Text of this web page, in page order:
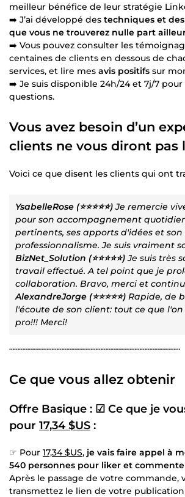
meilleur bénéfice de leur stratégie
➡️ J’ai développé des techniques et
que vous ne trouverez nulle part
➡️ Vous pouvez consulter les
centaines de clients en dessous de
services, et lire mes avis positifs sur
➡️ Je suis disponible 24h/24 et 7j/7
questions.
Vous avez besoin d’un
clients ne vous diront pas
Voici ce que disent les clients qui ont
YsabelleRose (⭐⭐⭐⭐⭐)Je remercie
pour son accompagnement
pertinents, ses apports d'idées et son
professionnalisme. Je suis vraiment
BizNet_Solution (⭐⭐⭐⭐⭐)Je suis très
travail effectué. A tel point que je
collaboration. Bravo, merci et
AlexandreJorge (⭐⭐⭐⭐⭐) Rapide, de
l'écoute de son client: tout ce que
pro!!! Merci!
┄┄┄┄┄┄┄┄┄┄┄┄┄┄┄┄┄┄┄┄┄┄┄┄┄┄┄┄┄┄┄┄┄┄┄
Ce que vous allez obtenir
Offre Basique : ☑ Ce que je
pour 17,34 $US :
☞ Pour 17,34 $US, je vais faire appel à
540 personnes pour liker et
Après le passage de votre commande,
transmettez le lien de votre